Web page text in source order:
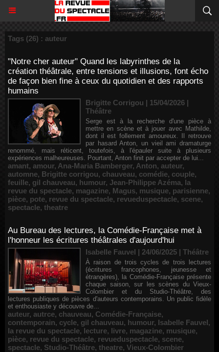
Tags (26) : auteur
"Notre cher auteur" Quand les labyrinthes de la
création théâtrale, entre tensions et illusions, font écho
de façon bien fine à ceux du quotidien et des rapports
humains
Brigitte Corrigou | 15/04/2026 |
Théâtre
Serge est à la recherche d'une pièce à
mettre en scène et à jouer avec Mathilde,
dont il est follement amoureux. Il retrouve
par hasard Anton, un vieil ami dramaturge
renommé, mais réticent, toutefois, à l'épauler suite à plusieurs
expériences malheureuses. Pourtant, Anton finit par accepter de lui...
amant, amour, Ana-Maria Bamberger, Anton, auteur,
automne, Brigitte corrigou, chauveau, comédie, couple,
feuille, gil chauveau, humour, Jean-Philippe Azéma, la
revue du spectacle, magazine, Magus, musique, parisienne,
pièce, pote, revue du spectacle, revueduspectacle, scene,
spectacle, theatre
Au Bureau des lectures, la Comédie-Française met à
l'honneur les écritures théâtrales d'aujourd'hui
Isabelle Fauvel | 24/06/2025 | Théâtre
À raison de trois cycles de trois lectures
(écritures francophones, jeunesse et
étrangères), la Comédie-Française présente
chaque saison, sur les scènes du Vieux-
Colombier et du Studio-Théâtre, des
lectures publiques de pièces d'auteurs contemporains. Un public fidèle
et enthousiaste y découvre de...
auteur, autrce, chauveau, Comédie-Française,
contemporain, cycle, gil chauveau, humour, Isabelle Fauvel,
la revue du spectacle, lecture, livre, magazine, musique,
pièce, revue du spectacle, revueduspectacle, scene,
spectacle, Studio-Théâtre, theatre, Vieux-Colombier